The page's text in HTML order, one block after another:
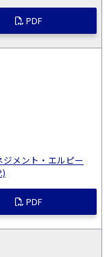
PDF
メント・エルピー
PDF